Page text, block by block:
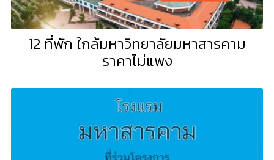
12 ที่พัก ใกล้มหาวิทยาลัยมหาสารคาม
ราคาไม่แพง